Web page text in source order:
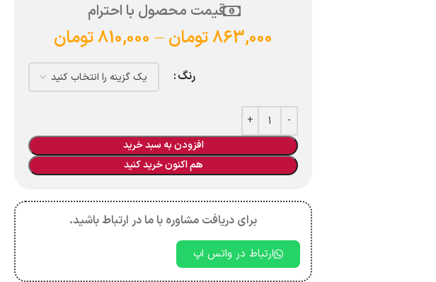
قیمت محصول با احترام
863,000تومان –
810,000تومان
رنگ
افزودن به سبد خرید
هم اکنون خرید کنید
برای دریافت مشاوره با ما در ارتباط باشید.
ارتباط در واتس اپ